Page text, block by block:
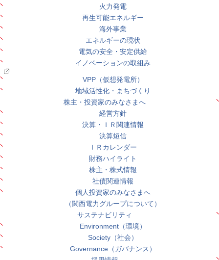
火力発電
再生可能エネルギー
海外事業
エネルギーの現状
電気の安全・安定供給
イノベーションの取組み
VPP（仮想発電所）
地域活性化・まちづくり
株主・投資家のみなさまへ
経営方針
決算・ＩＲ関連情報
決算短信
ＩＲカレンダー
財務ハイライト
株主・株式情報
社債関連情報
個人投資家のみなさまへ
（関西電力グループについて）
サステナビリティ
Environment（環境）
Society（社会）
Governance（ガバナンス）